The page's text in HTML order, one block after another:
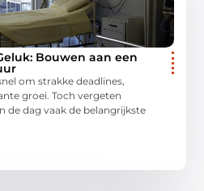
Bouwen aan een
om strakke deadlines,
groei. Toch vergeten
de dag vaak de belangrijkste